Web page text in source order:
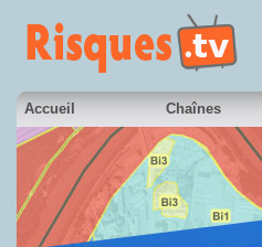
Accueil Chaînes